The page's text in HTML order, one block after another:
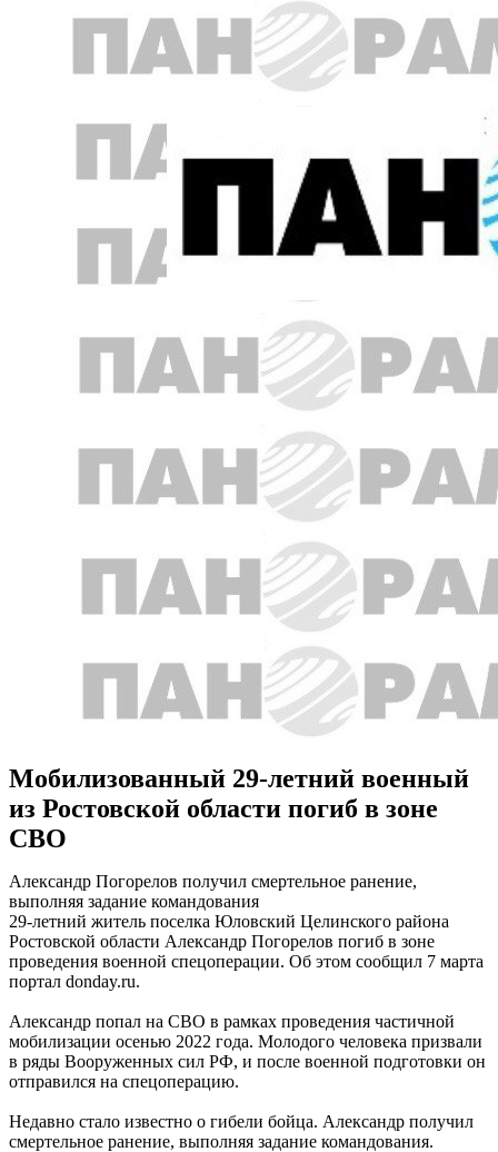
Мобилизованный 29-летний военный
из Ростовской области погиб в зоне
СВО
Александр Погорелов получил смертельное ранение,
выполняя задание командования
29-летний житель поселка Юловский Целинского района
Ростовской области Александр Погорелов погиб в зоне
проведения военной спецоперации. Об этом сообщил 7 марта
портал donday.ru.
Александр попал на СВО в рамках проведения частичной
мобилизации осенью 2022 года. Молодого человека призвали
в ряды Вооруженных сил РФ, и после военной подготовки он
отправился на спецоперацию.
Недавно стало известно о гибели бойца. Александр получил
смертельное ранение, выполняя задание командования.